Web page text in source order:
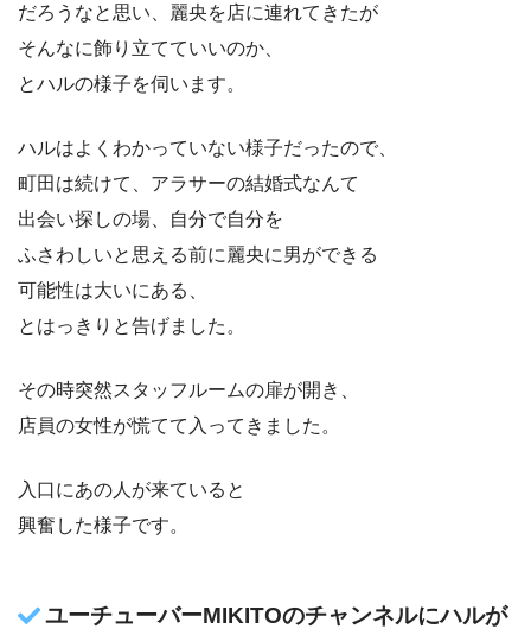
だろうなと思い、麗央を店に連れてきたが
そんなに飾り立てていいのか、
とハルの様子を伺います。
ハルはよくわかっていない様子だったので、
町田は続けて、アラサーの結婚式なんて
出会い探しの場、自分で自分を
ふさわしいと思える前に麗央に男ができる
可能性は大いにある、
とはっきりと告げました。
その時突然スタッフルームの扉が開き、
店員の女性が慌てて入ってきました。
入口にあの人が来ていると
興奮した様子です。
ユーチューバーMIKITOのチャンネルにハルが